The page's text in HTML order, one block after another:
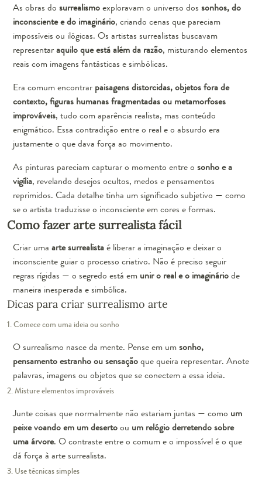
As obras do surrealismoexploravam o universo dos sonhos, do
inconsciente e do imaginário, criando cenas que pareciam
impossíveis ou ilógicas. Os artistas surrealistas buscavam
representaraquilo que está além da razão, misturando elementos
reais com imagens fantásticas e simbólicas.
Era comum encontrar paisagens distorcidas, objetos fora de
contexto, figuras humanas fragmentadas ou metamorfoses
improváveis, tudo com aparência realista, mas conteúdo
enigmático. Essa contradição entre o real e o absurdo era
justamente o que dava força ao movimento.
As pinturas pareciam capturar o momento entre o sonho e a
vigília, revelando desejos ocultos, medos e pensamentos
reprimidos. Cada detalhe tinha um significado subjetivo — como
se o artista traduzisse o inconsciente em cores e formas.
Como fazer arte surrealista fácil
Criar uma arte surrealistaé liberar a imaginação e deixar o
inconsciente guiar o processo criativo. Não é preciso seguir
regras rígidas — o segredo está em unir o real e o imagináriode
maneira inesperada e simbólica.
Dicas para criar surrealismo arte
1. Comece com uma ideia ou sonho
O surrealismo nasce da mente. Pense em umsonho,
pensamento estranho ou sensaçãoque queira representar. Anote
palavras, imagens ou objetos que se conectem a essa ideia.
2. Misture elementos improváveis
Junte coisas que normalmente não estariam juntas — como um
peixe voando em um desertoou um relógio derretendo sobre
uma árvore. O contraste entre o comum e o impossível é o que
dá força à arte surrealista.
3. Use técnicas simples